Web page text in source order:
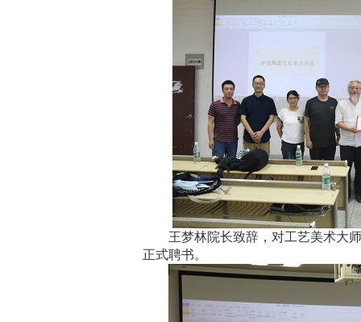
王梦林院长致辞，对工艺美术大
正式聘书。